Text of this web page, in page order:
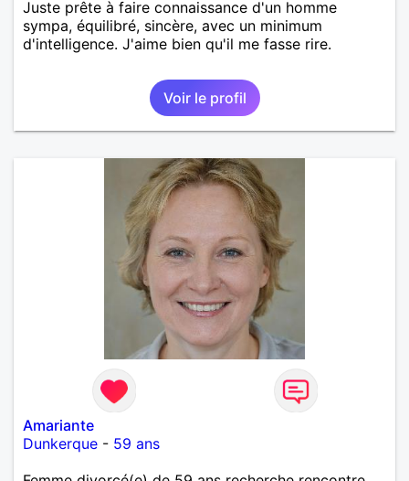
Juste prête à faire connaissance d'un homme
sympa, équilibré, sincère, avec un minimum
d'intelligence. J'aime bien qu'il me fasse rire.
Voir le profil
Amariante
Dunkerque - 59 ans